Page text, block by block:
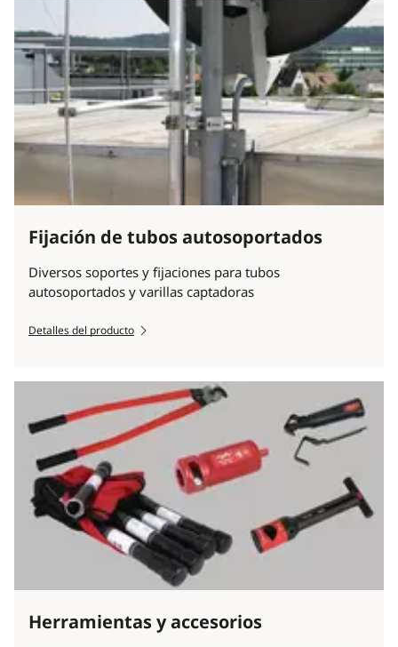
Fijación de tubos autosoportados
Diversos soportes y fijaciones para tubos
autosoportados y varillas captadoras
Detalles del producto
Herramientas y accesorios